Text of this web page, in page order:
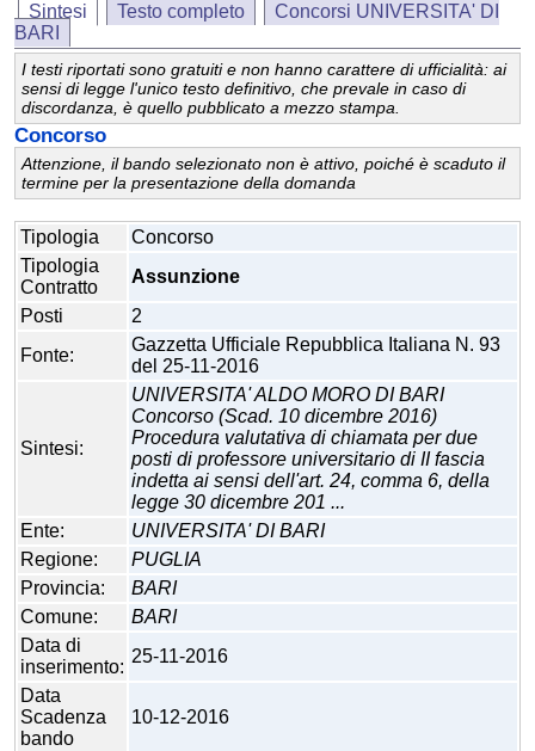
Sintesi Testo completo
Concorsi UNIVERSITA' DI
BARI
I testi riportati sono gratuiti e non hanno carattere di ufficialità: ai
sensi di legge l'unico testo definitivo, che prevale in caso di
discordanza, è quello pubblicato a mezzo stampa.
Concorso
Attenzione, il bando selezionato non è attivo, poiché è scaduto il
termine per la presentazione della domanda
Tipologia
Concorso
Tipologia
Contratto
Assunzione
Posti
2
Fonte:
Gazzetta Ufficiale Repubblica Italiana N. 93
del 25-11-2016
Sintesi:
UNIVERSITA' ALDO MORO DI BARI
Concorso (Scad. 10 dicembre 2016)
Procedura valutativa di chiamata per due
posti di professore universitario di II fascia
indetta ai sensi dell'art. 24, comma 6, della
legge 30 dicembre 201 ...
Ente:
UNIVERSITA' DI BARI
Regione:
PUGLIA
Provincia:
BARI
Comune:
BARI
Data di
inserimento:
25-11-2016
Data
Scadenza
bando
10-12-2016